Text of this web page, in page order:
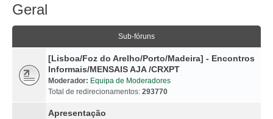
Geral
Sub-fóruns
[Lisboa/Foz do Arelho/Porto/Madeira] - Encontros
Informais/MENSAIS AJA /CRXPT
Moderador: Equipa de Moderadores
Total de redirecionamentos: 293770
Apresentação